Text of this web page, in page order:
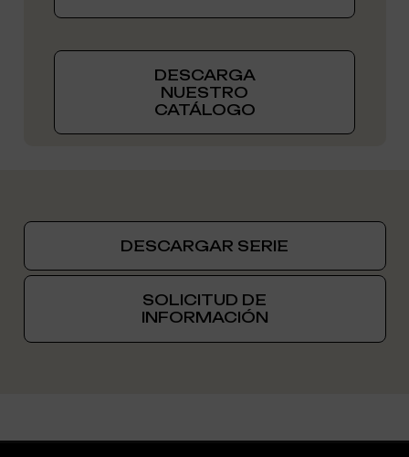
DESCARGA
NUESTRO
CATÁLOGO
DESCARGAR SERIE
SOLICITUD DE
INFORMACIÓN